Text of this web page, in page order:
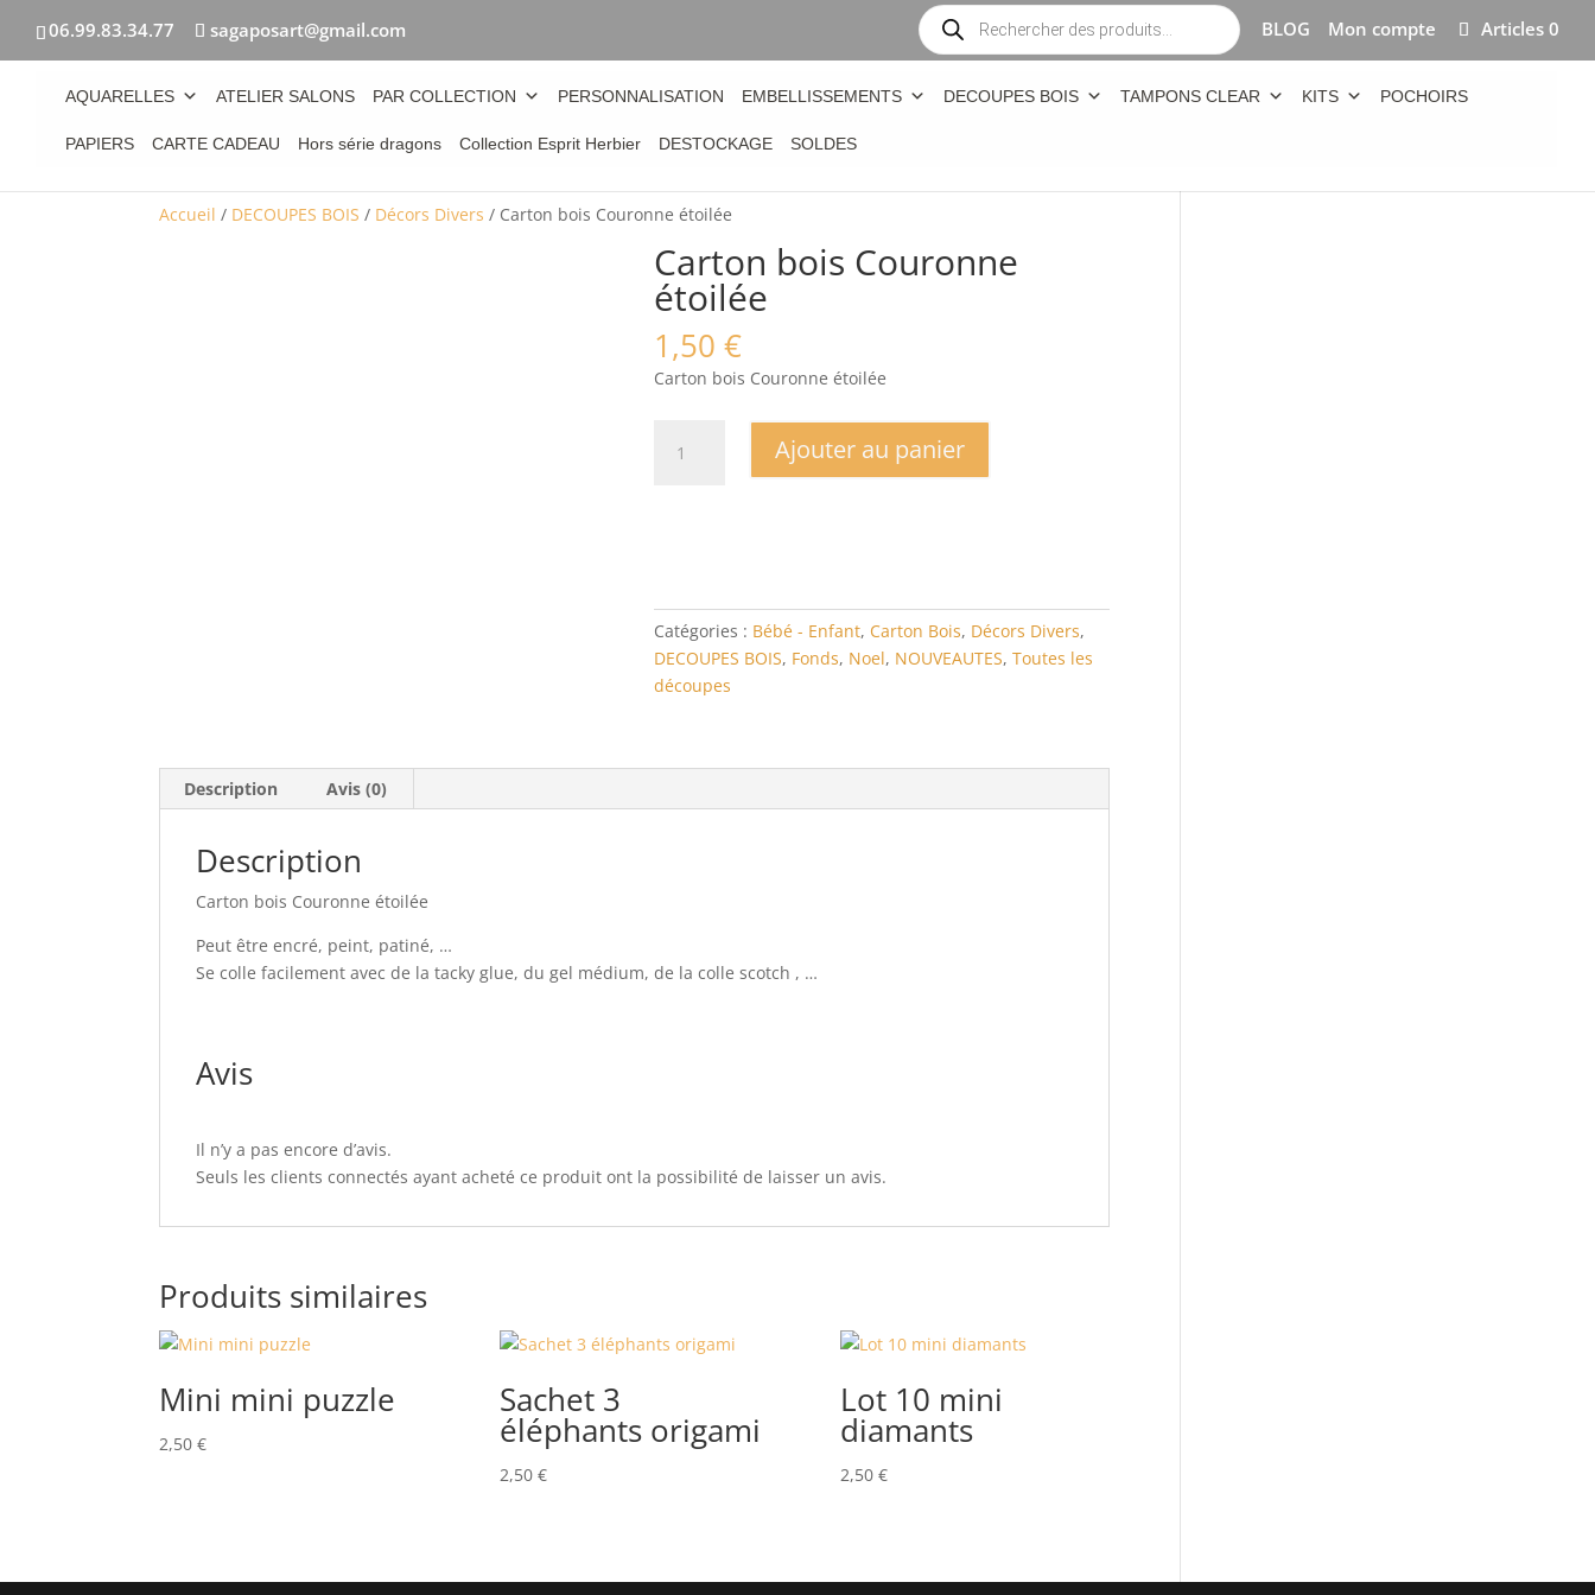
06.99.83.34.77 sagaposart@gmail.com
Recherche
de
produits
BLOG Mon compte Articles 0
AQUARELLES ATELIER SALONS PAR COLLECTION PERSONNALISATION EMBELLISSEMENTS DECOUPES BOIS TAMPONS CLEAR KITS POCHOIRS
PAPIERS CARTE CADEAU Hors série dragons Collection Esprit Herbier DESTOCKAGE SOLDES
Accueil / DECOUPES BOIS / Décors Divers / Carton bois Couronne étoilée
Carton bois Couronne
étoilée
1,50 €
Carton bois Couronne étoilée
Ajouter au panier
Catégories : Bébé - Enfant, Carton Bois, Décors Divers,
DECOUPES BOIS, Fonds, Noel, NOUVEAUTES, Toutes les
découpes
Description Avis (0)
Description
Carton bois Couronne étoilée
Peut être encré, peint, patiné, …
Se colle facilement avec de la tacky glue, du gel médium, de la colle scotch , …
Avis
Il n’y a pas encore d’avis.
Seuls les clients connectés ayant acheté ce produit ont la possibilité de laisser un avis.
Produits similaires
Mini mini puzzle
2,50€
Sachet 3
éléphants origami
2,50€
Lot 10 mini
diamants
2,50€